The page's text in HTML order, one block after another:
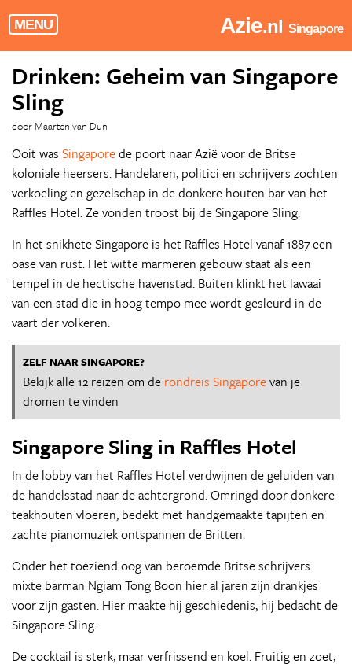
MENU Azie.nl Singapore
Drinken: Geheim van Singapore
Sling
door Maarten van Dun
Ooit was Singaporede poort naar Azië voor de Britse
koloniale heersers. Handelaren, politici en schrijvers zochten
verkoeling en gezelschap in de donkere houten bar van het
Raffles Hotel. Ze vonden troost bij de Singapore Sling.
In het snikhete Singapore is het Raffles Hotel vanaf 1887 een
oase van rust. Het witte marmeren gebouw staat als een
tempel in de hectische havenstad. Buiten klinkt het lawaai
van een stad die in hoog tempo mee wordt gesleurd in de
vaart der volkeren.
ZELF NAAR SINGAPORE?
Bekijk alle 12 reizen om de rondreis Singaporevan je
dromen te vinden
Singapore Sling in Raffles Hotel
In de lobby van het Raffles Hotel verdwijnen de geluiden van
de handelsstad naar de achtergrond. Omringd door donkere
teakhouten vloeren, bedekt met handgemaakte tapijten en
zachte pianomuziek ontspannen de Britten.
Onder het toeziend oog van beroemde Britse schrijvers
mixte barman Ngiam Tong Boon hier al jaren zijn drankjes
voor zijn gasten. Hier maakte hij geschiedenis, hij bedacht de
Singapore Sling.
De cocktail is sterk, maar verfrissend en koel. Fruitig en zoet,